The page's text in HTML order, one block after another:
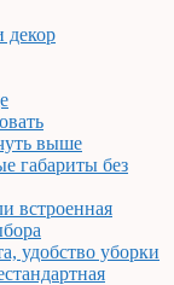
декор
выше
габариты без
встроенная
удобство уборки